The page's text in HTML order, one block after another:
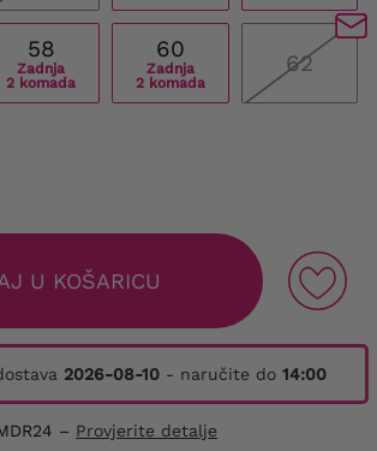
58
Zadnja
2 komada
60
Zadnja
2 komada
62
U KOŠARICU
2026-08-10 - naručite do 14:00
– Provjerite detalje